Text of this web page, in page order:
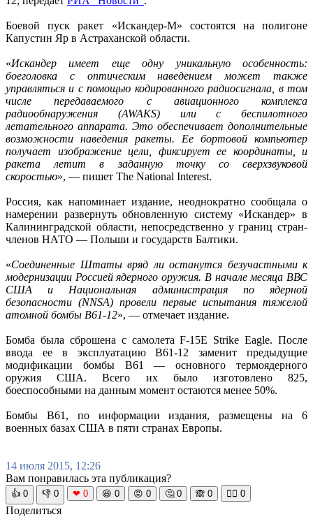
Боевой пуск ракет «Искандер-М» состоятся на полигоне
Капустин Яр в Астраханской области.
«Искандер имеет еще одну уникальную особенность:
боеголовка с оптическим наведением может также
управляться и с помощью кодированного радиосигнала, в том
числе передаваемого с авиационного комплекса
радиообнаружения (AWAKS) или с беспилотного
летательного аппарата. Это обеспечивает дополнительные
возможности наведения ракеты. Ее бортовой компьютер
получает изображение цели, фиксирует ее координаты, и
ракета летит в заданную точку со сверхзвуковой
скоростью», — пишет The National Interest.
Россия, как напоминает издание, неоднократно сообщала о
намерении развернуть обновленную систему «Искандер» в
Калининградской области, непосредственно у границ стран-
членов НАТО — Польши и государств Балтики.
«Соединенные Штаты вряд ли останутся безучастными к
модернизации Россией ядерного оружия. В начале месяца ВВС
США и Национальная администрация по ядерной
безопасности (NNSA) провели первые испытания тяжелой
атомной бомбы B61-12», — отмечает издание.
Бомба была сброшена с самолета F-15E Strike Eagle. После
ввода ее в эксплуатацию B61-12 заменит предыдущие
модификации бомбы B61 — основного термоядерного
оружия США. Всего их было изготовлено 825,
боеспособными на данным момент остаются менее 50%.
Бомбы B61, по информации издания, размещены на 6
военных базах США в пяти странах Европы.
14 июля 2015, 12:26
Вам понравилась эта публикация?
👍 0 👎 0 ❤ 0 😆 0 😡 0 🤔 0 🙈 0 🧘‍♀️ 0
Поделиться